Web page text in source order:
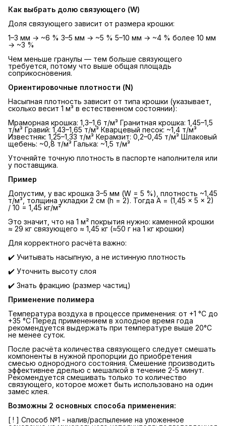
Как выбрать долю связующего (W)
Доля связующего зависит от размера крошки:
1–3 мм → ~6 % 3–5 мм → ~5 % 5–10 мм → ~4 % более 10 мм
→ ~3 %
Чем меньше гранулы — тем больше связующего
требуется, потому что выше общая площадь
соприкосновения.
Ориентировочные плотности (N)
Насыпная плотность зависит от типа крошки (указывает,
сколько весит 1 м³ в естественном состоянии):
Мраморная крошка: 1,3–1,6 т/м³ Гранитная крошка: 1,45–1,5
т/м³ Гравий: 1,43–1,65 т/м³ Кварцевый песок: ~1,4 т/м³
Известняк: 1,25–1,33 т/м³ Керамзит: 0,2–0,45 т/м³ Шлаковый
щебень: ~0,8 т/м³ Галька: ~1,5 т/м³
Уточняйте точную плотность в паспорте наполнителя или
у поставщика.
Пример
Допустим, у вас крошка 3–5 мм (W = 5 %), плотность ~1,45
т/м³, толщина укладки 2 см (h = 2). Тогда A = (1,45 × 5 × 2)
/ 10 = 1,45 кг/м²
Это значит, что на 1 м² покрытия нужно: каменной крошки
≈ 29 кг связующего ≈ 1,45 кг (≈50 г на 1 кг крошки)
Для корректного расчёта важно:
✔️ Учитывать насыпную, а не истинную плотность
✔️ Уточнить высоту слоя
✔️ Знать фракцию (размер частиц)
Применение полимера
Температура воздуха в процессе применения: от +1 °C до
+35 °C Перед применением в холодное время года
рекомендуется выдержать при температуре выше 20°С
не менее суток.
После расчёта количества связующего следует смешать
компоненты в нужной пропорции до приобретения
смесью однородного состояния. Смешение производить
эффективнее дрелью с мешалкой в течение 2-5 минут.
Рекомендуется смешивать только то количество
связующего, которое может быть использовано на один
замес клея.
Возможны 2 основных способа применения:
[ ! ] Способ №1 - налив/распыление на уложенное